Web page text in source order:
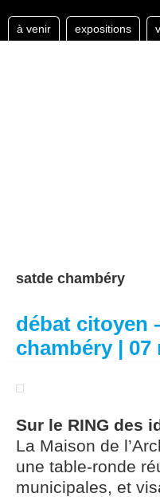
à venir expositions
satde chambéry
débat citoyen
chambéry | 07
Sur le RING des
La Maison de
une table-ronde
municipales, et